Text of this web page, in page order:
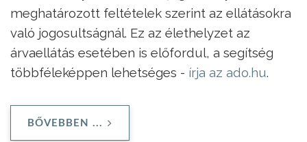
meghatározott feltételek szerint az ellátásokra
való jogosultságnál. Ez az élethelyzet az
árvaellátás esetében is előfordul, a segítség
többféleképpen lehetséges - írja az ado.hu.
BŐVEBBEN ...